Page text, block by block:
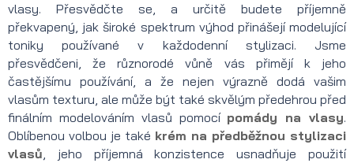
vlasy. Přesvědčte se, a určitě budete příjemně
překvapený, jak široké spektrum výhod přinášejí modelující
toniky používané v každodenní stylizaci. Jsme
přesvědčeni, že různorodé vůně vás přimějí k jeho
častějšímu používání, a že nejen výrazně dodá vašim
vlasům texturu, ale může být také skvělým předehrou před
finálním modelováním vlasů pomocí pomády na vlasy.
Oblíbenou volbou je také krém na předběžnou stylizaci
vlasů, jeho příjemná konzistence usnadňuje použití